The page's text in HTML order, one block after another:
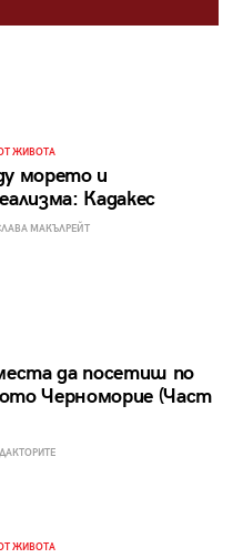
ЖИВОТА
морето и
Кадакес
МАКЪЛРЕЙТ
да посетиш по
Черноморие (Част
ЖИВОТА